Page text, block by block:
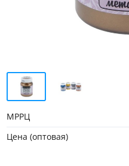
МРРЦ
Цена (оптовая)